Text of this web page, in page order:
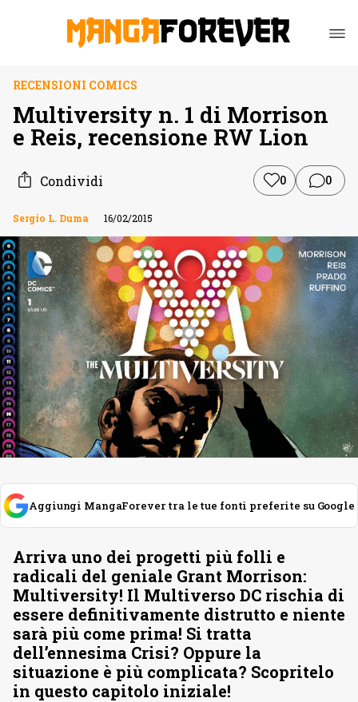
RECENSIONI COMICS
Multiversity n. 1 di Morrison
e Reis, recensione RW Lion
Condividi 0 0
Sergio L. Duma 16/02/2015
Aggiungi MangaForever tra le tue fonti preferite su Google
Arriva uno dei progetti più folli e
radicali del geniale Grant Morrison:
Multiversity! Il Multiverso DC rischia di
essere definitivamente distrutto e niente
sarà più come prima! Si tratta
dell’ennesima Crisi? Oppure la
situazione è più complicata? Scopritelo
in questo capitolo iniziale!